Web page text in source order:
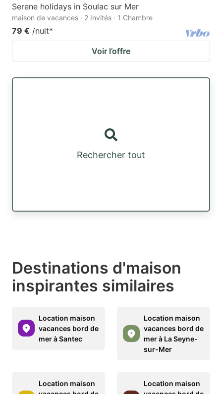
Serene holidays in Soulac sur Mer
maison de vacances · 2 Invités · 1 Chambre
79 € /nuit*
Voir l’offre
Rechercher tout
Destinations d'maison
inspirantes similaires
Location maison
vacances bord de
mer à Santec
Location maison
vacances bord de
mer à La Seyne-
sur-Mer
Location maison
Location maison